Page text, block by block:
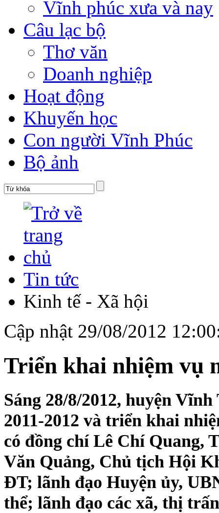
Vĩnh phúc xưa và nay
Câu lạc bộ
Thơ văn
Doanh nghiệp
Hoạt động
Khuyến học
Con người Vĩnh Phúc
Bộ ảnh
Tin tức
Kinh tế - Xã hội
Cập nhật 29/08/2012
Triển khai nhiệm vụ
Sáng 28/8/2012, huyện
2011-2012 và triển khai
có đồng chí Lê Chí Quang,
Văn Quảng, Chủ tịch Hội
ĐT; lãnh đạo Huyện ủy,
thể; lãnh đạo các xã, thị